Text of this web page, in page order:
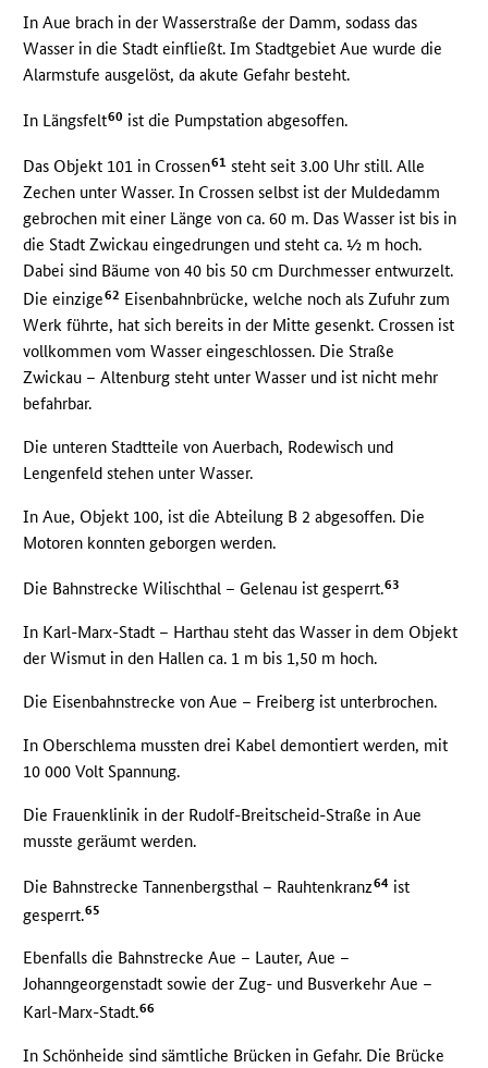
In Aue brach in der Wasserstraße der Damm, sodass das
Wasser in die Stadt einfließt. Im Stadtgebiet Aue wurde die
Alarmstufe ausgelöst, da akute Gefahr besteht.
In Längsfelt60 ist die Pumpstation abgesoffen.
Das Objekt 101 in Crossen61 steht seit 3.00 Uhr still. Alle
Zechen unter Wasser. In Crossen selbst ist der Muldedamm
gebrochen mit einer Länge von ca. 60 m. Das Wasser ist bis in
die Stadt Zwickau eingedrungen und steht ca. ½ m hoch.
Dabei sind Bäume von 40 bis 50 cm Durchmesser entwurzelt.
Die einzige62 Eisenbahnbrücke, welche noch als Zufuhr zum
Werk führte, hat sich bereits in der Mitte gesenkt. Crossen ist
vollkommen vom Wasser eingeschlossen. Die Straße
Zwickau – Altenburg steht unter Wasser und ist nicht mehr
befahrbar.
Die unteren Stadtteile von Auerbach, Rodewisch und
Lengenfeld stehen unter Wasser.
In Aue, Objekt 100, ist die Abteilung B 2 abgesoffen. Die
Motoren konnten geborgen werden.
Die Bahnstrecke Wilischthal – Gelenau ist gesperrt.63
In Karl-Marx-Stadt – Harthau steht das Wasser in dem Objekt
der Wismut in den Hallen ca. 1 m bis 1,50 m hoch.
Die Eisenbahnstrecke von Aue – Freiberg ist unterbrochen.
In Oberschlema mussten drei Kabel demontiert werden, mit
10 000 Volt Spannung.
Die Frauenklinik in der Rudolf-Breitscheid-Straße in Aue
musste geräumt werden.
Die Bahnstrecke Tannenbergsthal – Rauhtenkranz64 ist
gesperrt.65
Ebenfalls die Bahnstrecke Aue – Lauter, Aue –
Johanngeorgenstadt sowie der Zug- und Busverkehr Aue –
Karl-Marx-Stadt.66
In Schönheide sind sämtliche Brücken in Gefahr. Die Brücke